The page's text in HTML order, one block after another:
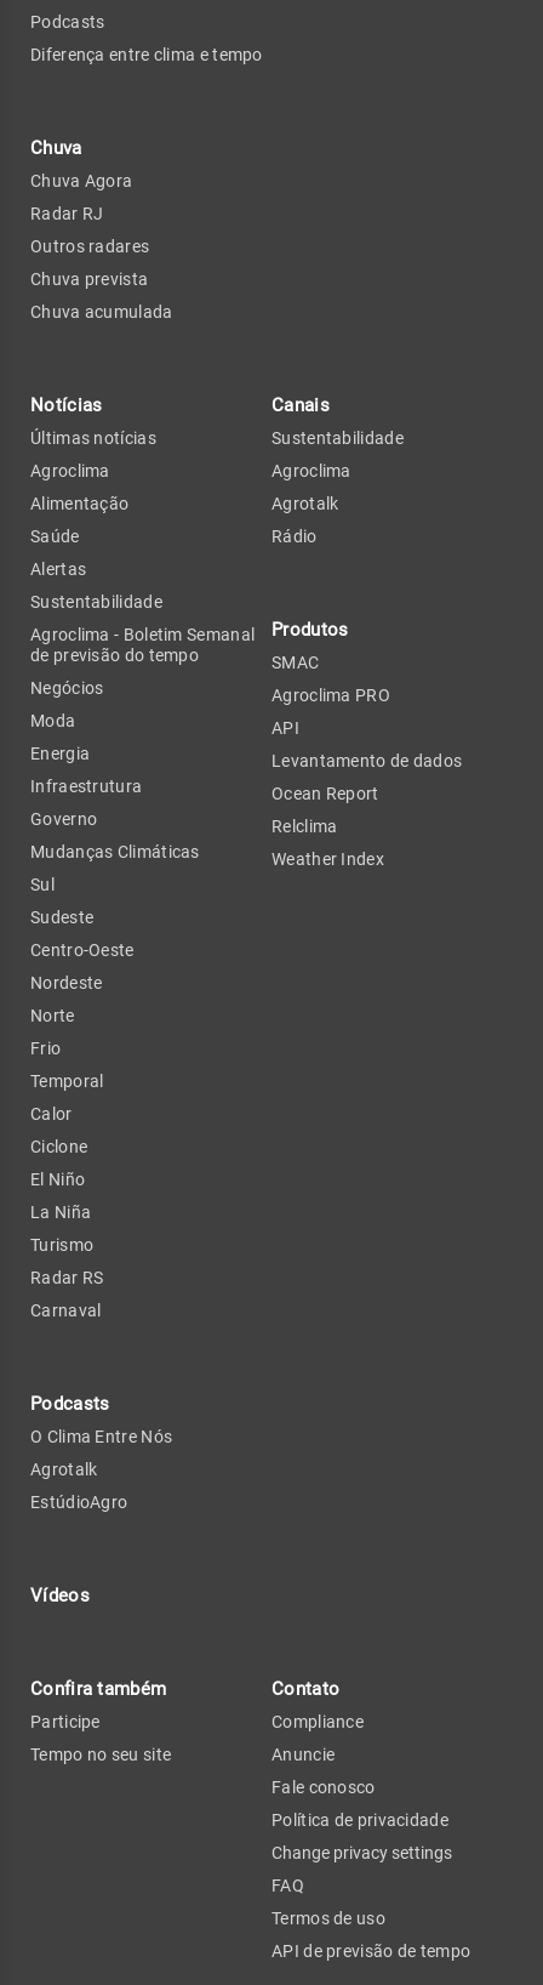
Podcasts
Diferença entre clima e tempo
Chuva
Chuva Agora
Radar RJ
Outros radares
Chuva prevista
Chuva acumulada
Notícias
Últimas notícias
Agroclima
Alimentação
Saúde
Alertas
Sustentabilidade
Agroclima - Boletim Semanal
de previsão do tempo
Negócios
Moda
Energia
Infraestrutura
Governo
Mudanças Climáticas
Sul
Sudeste
Centro-Oeste
Nordeste
Norte
Frio
Temporal
Calor
Ciclone
El Niño
La Niña
Turismo
Radar RS
Carnaval
Podcasts
O Clima Entre Nós
Agrotalk
EstúdioAgro
Vídeos
Canais
Sustentabilidade
Agroclima
Agrotalk
Rádio
Produtos
SMAC
Agroclima PRO
API
Levantamento de dados
Ocean Report
Relclima
Weather Index
Confira também
Participe
Tempo no seu site
Contato
Compliance
Anuncie
Fale conosco
Política de privacidade
Change privacy settings
FAQ
Termos de uso
API de previsão de tempo